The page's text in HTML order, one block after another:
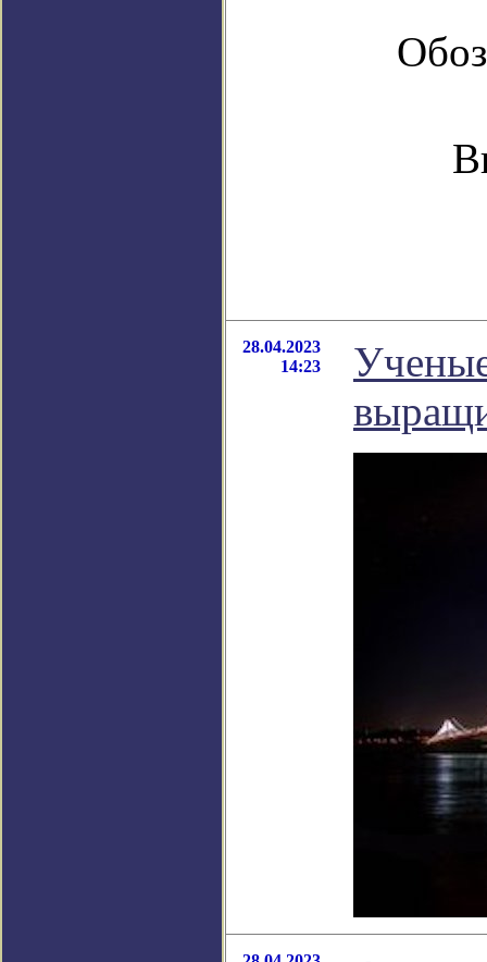
28.04.2023
14:23